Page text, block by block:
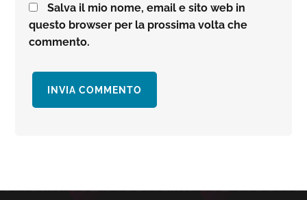
Salva il mio nome, email e sito web in
questo browser per la prossima volta che
commento.